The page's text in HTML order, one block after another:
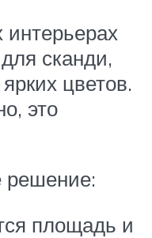
интерьерах
сканди,
цветов.
это
решение:
площадь и